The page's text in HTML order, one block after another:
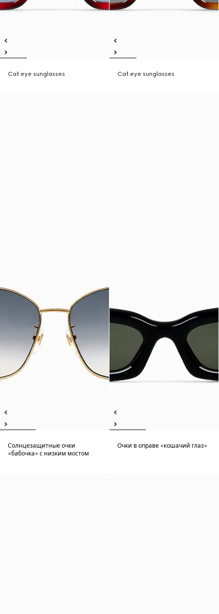
Cat eye sunglasses Cat eye sunglasses
Солнцезащитные очки
«бабочка» с низким мостом
Очки в оправе «кошачий глаз»